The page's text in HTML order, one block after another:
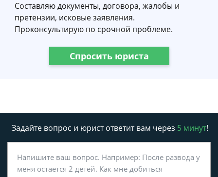
Составляю документы, договора, жалобы и
претензии, исковые заявления.
Проконсультирую по срочной проблеме.
Спросить юриста
Задайте вопрос и юрист ответит вам через 5 минут!